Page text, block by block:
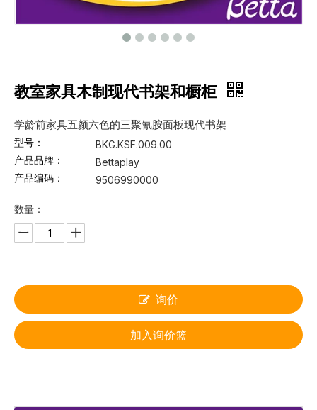
教室家具木制现代书架和橱柜
学龄前家具五颜六色的三聚氰胺面板现代书架
型号：
BKG.KSF.009.00
产品品牌：
Bettaplay
产品编码：
9506990000
数量：
询价
加入询价篮